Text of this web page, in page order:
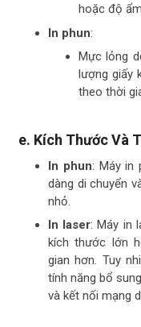
hoặc độ
In phun:
Mực lỏng
lượng giấy
theo thời
e. Kích Thước Và
In phun: Máy in
dàng di chuyển
nhỏ.
In laser: Máy in
kích thước lớn
gian hơn. Tuy
tính năng bổ
và kết nối mạng